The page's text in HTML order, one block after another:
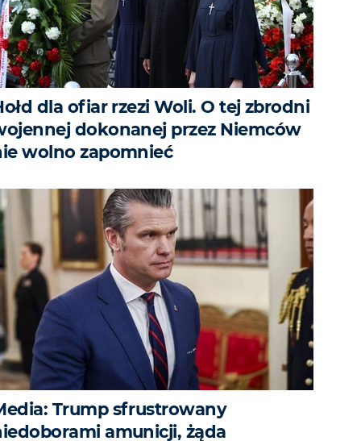
dla ofiar rzezi Woli. O tej zbrodni
dokonanej przez Niemców
wolno zapomnieć
Trump sfrustrowany
amunicji, żąda